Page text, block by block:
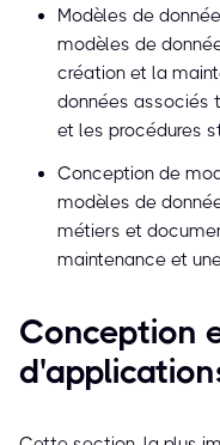
Modèles de
modèles de
création et la
données associés
et les procédures
Conception de
modèles de
métiers et
maintenance et
Conception